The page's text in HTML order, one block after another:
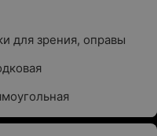
для зрения, оправы